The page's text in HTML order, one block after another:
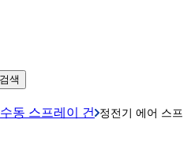
수동 스프레이 건
정전기 에어 스프